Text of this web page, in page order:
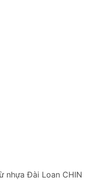
nhựa Đài Loan CHIN